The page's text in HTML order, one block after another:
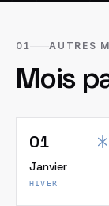
01 AUTRES
Mois
01
Janvier
HIVER